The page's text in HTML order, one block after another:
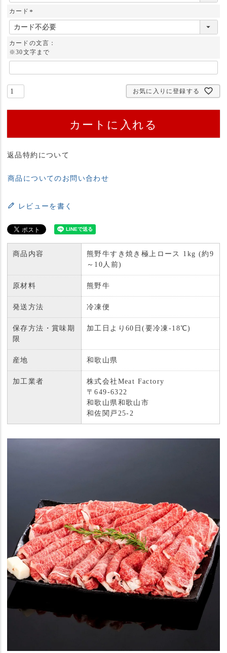
須
カード
(
必
須
)
カードの文言：
※30文字まで
お気に入りに登録する
カートに入れる
返品特約について
商品についてのお問い合わせ
レビューを書く
商品内容
熊野牛すき焼き極上ロース 1kg (約9
～10人前)
原材料 熊野牛
発送方法 冷凍便
保存方法・賞味期
限
加工日より60日(要冷凍-18℃)
産地 和歌山県
加工業者
株式会社Meat Factory
〒649-6322
和歌山県和歌山市
和佐関戸25-2